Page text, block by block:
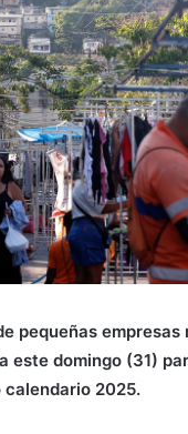
pequeñas
este domingo (31)
calendario 2025.